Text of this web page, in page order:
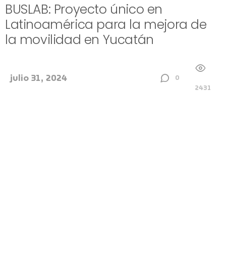
BUSLAB: Proyecto único en
Latinoamérica para la mejora de
la movilidad en Yucatán
julio 31, 2024
0
2431